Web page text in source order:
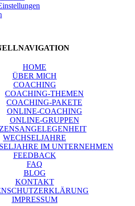
HOME
ÜBER MICH
COA­CHING
COA­CHING-THE­MEN
COA­CHING-PAKE­TE
ONLINE-COA­CHING
ONLINE-GRUP­PEN
WECH­SEL­JAH­RE
IM UNTER­NEH­MEN
FEED­BACK
FAQ
BLOG
KON­TAKT
IMPRES­SUM